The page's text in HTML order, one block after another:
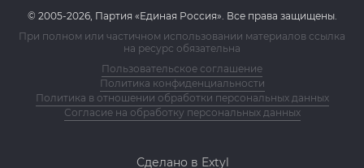
© 2005-2026, Партия «Единая Россия». Все права защищены.
При полном или частичном использовании материалов ссылка
на ресурс обязательна
Пользовательское соглашение
Политика конфиденциальности
Политика в отношении обработки персональных данных
Согласие на обработку персональных данных
Сделано в Extyl